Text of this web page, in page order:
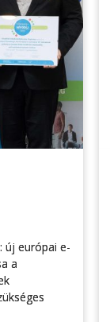
új európai e-
a